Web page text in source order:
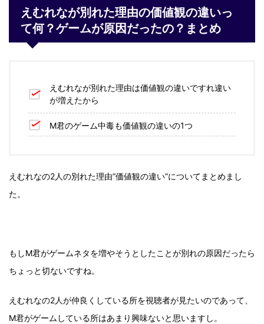
えむれなが別れた理由の価値観の違いっ
て何？ゲームが原因だったの？まとめ
えむれなが別れた理由は価値観の違いですれ違い
が増えたから
M君のゲーム中毒も価値観の違いの1つ
えむれなの2人の別れた理由”価値観の違い”についてまとめまし
た。
もしM君がゲームネタを増やそうとしたことが別れの原因だったら
ちょっと切ないですね。
えむれなの2人が仲良くしている所を視聴者が見たいのであって、
M君がゲームしている所はあまり興味ないと思いますし。